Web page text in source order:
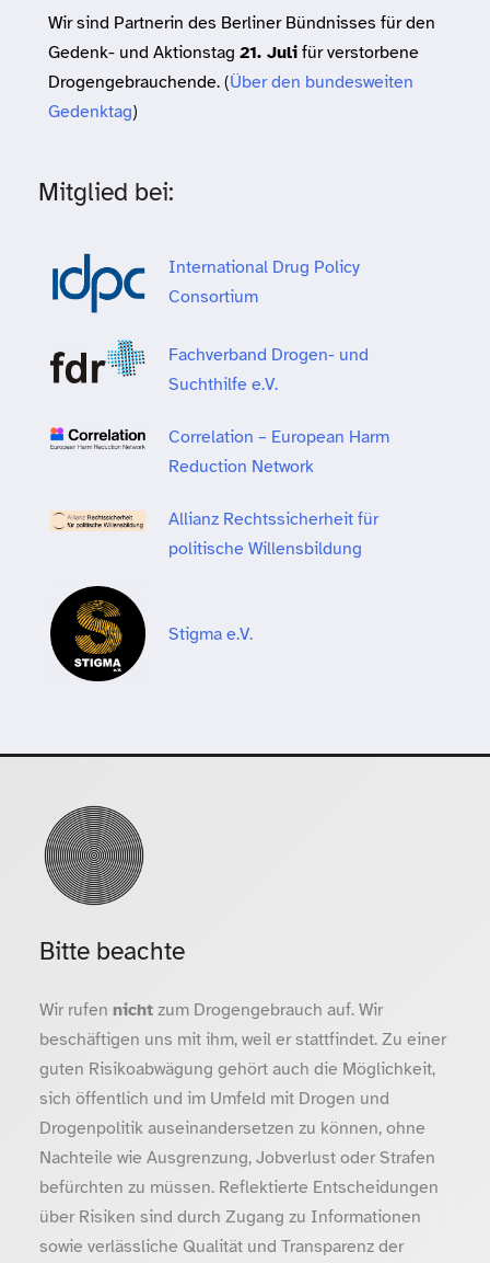
Wir sind Partnerin des Berliner Bündnisses für den
Gedenk- und Aktionstag 21. Julifür verstorbene
Drogengebrauchende. (Über den bundesweiten
Gedenktag)
Mitglied bei:
International Drug Policy
Consortium
Fachverband Drogen- und
Suchthilfe e.V.
Correlation – European Harm
Reduction Network
Allianz Rechtssicherheit für
politische Willensbildung
Stigma e.V.
Bitte beachte
Wir rufen nichtzum Drogengebrauch auf. Wir
beschäftigen uns mit ihm, weil er stattfindet. Zu einer
guten Risikoabwägung gehört auch die Möglichkeit,
sich öffentlich und im Umfeld mit Drogen und
Drogenpolitik auseinandersetzen zu können, ohne
Nachteile wie Ausgrenzung, Jobverlust oder Strafen
befürchten zu müssen. Reflektierte Entscheidungen
über Risiken sind durch Zugang zu Informationen
sowie verlässliche Qualität und Transparenz der